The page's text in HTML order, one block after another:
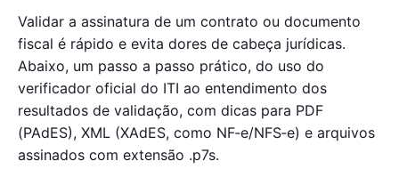
Validar a assinatura de um contrato ou documento
fiscal é rápido e evita dores de cabeça jurídicas.
Abaixo, um passo a passo prático, do uso do
verificador oficial do ITI ao entendimento dos
resultados de validação, com dicas para PDF
(PAdES), XML (XAdES, como NF‑e/NFS‑e) e arquivos
assinados com extensão .p7s.